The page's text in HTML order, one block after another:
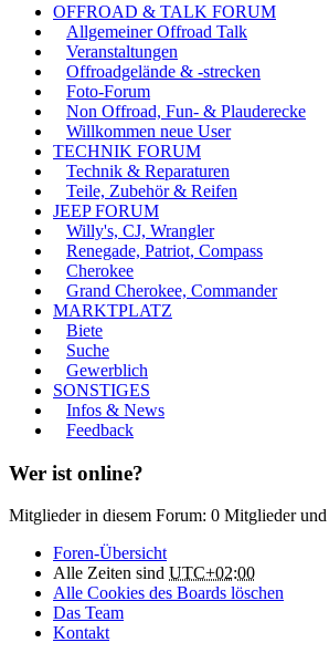
OFFROAD & TALK FORUM
Allgemeiner Offroad Talk
Veranstaltungen
Offroadgelände & -strecken
Foto-Forum
Non Offroad, Fun- & Plauderecke
Willkommen neue User
TECHNIK FORUM
Technik & Reparaturen
Teile, Zubehör & Reifen
JEEP FORUM
Willy's, CJ, Wrangler
Renegade, Patriot, Compass
Cherokee
Grand Cherokee, Commander
MARKTPLATZ
Biete
Suche
Gewerblich
SONSTIGES
Infos & News
Feedback
Wer ist online?
Mitglieder in diesem Forum: 0 Mitglieder und
Foren-Übersicht
Alle Zeiten sind UTC+02:00
Alle Cookies des Boards löschen
Das Team
Kontakt